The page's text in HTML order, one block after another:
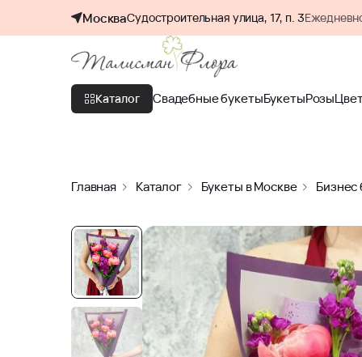
МоскваСудостроительная улица, 17, п. 3
Каталог Свадебные букетыБукетыРозы
Главная Каталог Букеты в Москве Бизнес